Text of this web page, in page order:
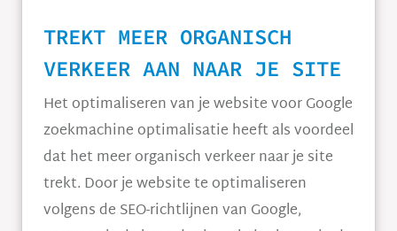
TREKT MEER ORGANISCH
VERKEER AAN NAAR JE SITE
Het optimaliseren van je website voor Google
zoekmachine optimalisatie heeft als voordeel
dat het meer organisch verkeer naar je site
trekt. Door je website te optimaliseren
volgens de SEO-richtlijnen van Google,